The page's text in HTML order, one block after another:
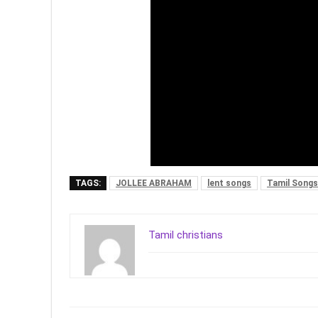
TAGS: JOLLEE ABRAHAM lent songs Tamil Songs
Tamil christians